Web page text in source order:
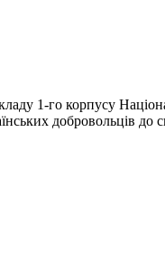
1-го корпусу
добровольців